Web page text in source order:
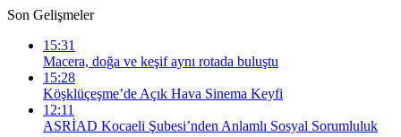
Son Gelişmeler
15:31
Macera, doğa ve keşif aynı rotada buluştu
15:28
Köşklüçeşme’de Açık Hava Sinema Keyfi
12:11
ASRİAD Kocaeli Şubesi’nden Anlamlı Sosyal Sorumluluk